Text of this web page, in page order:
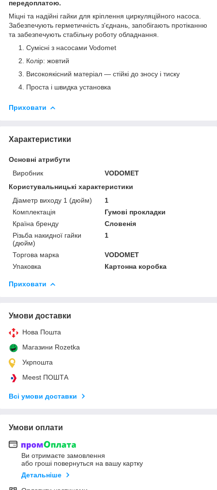
передоплатою.
Міцні та надійні гайки для кріплення циркуляційного насоса.
Забезпечують герметичність з'єднань, запобігають протіканню
та забезпечують стабільну роботу обладнання.
Сумісні з насосами Vodomet
Колір: жовтий
Високоякісний матеріал — стійкі до зносу і тиску
Проста і швидка установка
Приховати
Характеристики
Основні атрибути
Виробник
VODOMET
Користувальницькі характеристики
Діаметр виходу 1 (дюйм)
1
Комплектація
Гумові прокладки
Країна бренду
Словенія
Різьба накидної гайки
(дюйм)
1
Торгова марка
VODOMET
Упаковка
Картонна коробка
Приховати
Умови доставки
Нова Пошта
Магазини Rozetka
Укрпошта
Meest ПОШТА
Всі умови доставки
Умови оплати
Ви отримаєте замовлення
або гроші повернуться на вашу картку
Детальніше